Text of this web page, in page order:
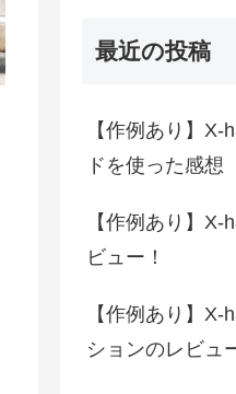
最近の投稿
【作例あり】X-
ドを使った感想
【作例あり】
ビュー！
【作例あり】
ションのレビュ